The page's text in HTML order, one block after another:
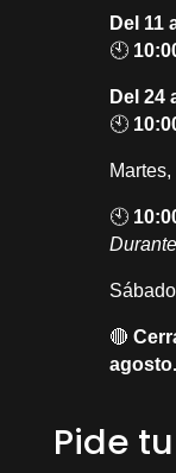
Del 11
🕙
Del 24
🕙
🕙
🔴
agosto.
Pide